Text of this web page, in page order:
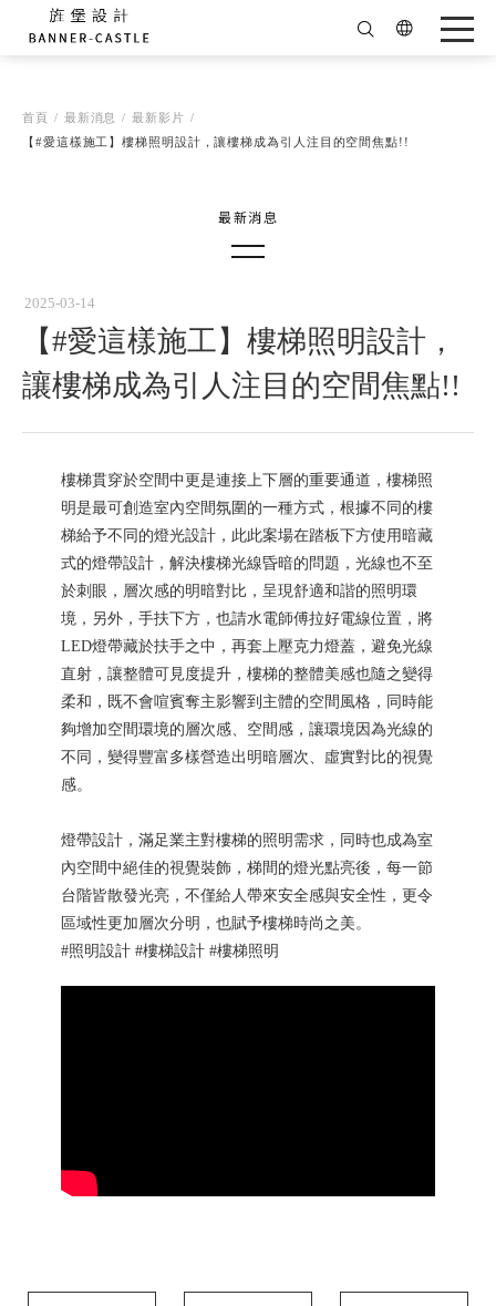
首頁 最新消息
最新影片
【#愛這樣施工】樓梯照明設計，讓樓梯成為引人注目的空間焦點!!
最新消息 杯杯的觀點
ALL
2025-03-14
【#愛這樣施工】樓梯照明設計，
讓樓梯成為引人注目的空間焦點!!
樓梯貫穿於空間中更是連接上下層的重要通道，樓梯照
明是最可創造室內空間氛圍的一種方式，根據不同的樓
梯給予不同的燈光設計，此此案場在踏板下方使用暗藏
式的燈帶設計，解決樓梯光線昏暗的問題，光線也不至
於刺眼，層次感的明暗對比，呈現舒適和諧的照明環
境，另外，手扶下方，也請水電師傅拉好電線位置，將
LED燈帶藏於扶手之中，再套上壓克力燈蓋，避免光線
直射，讓整體可見度提升，樓梯的整體美感也隨之變得
柔和，既不會喧賓奪主影響到主體的空間風格，同時能
夠增加空間環境的層次感、空間感，讓環境因為光線的
不同，變得豐富多樣營造出明暗層次、虛實對比的視覺
感。
燈帶設計，滿足業主對樓梯的照明需求，同時也成為室
內空間中絕佳的視覺裝飾，梯間的燈光點亮後，每一節
台階皆散發光亮，不僅給人帶來安全感與安全性，更令
區域性更加層次分明，也賦予樓梯時尚之美。
#照明設計 #樓梯設計 #樓梯照明